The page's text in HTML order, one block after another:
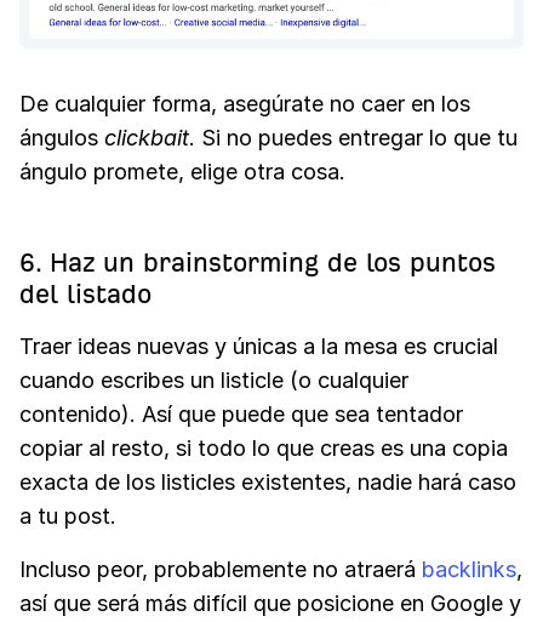
De cualquier forma, asegúrate no caer en los
ángulos clickbait. Si no puedes entregar lo que tu
ángulo promete, elige otra cosa.
6. Haz un brainstorming de los puntos
del listado
Traer ideas nuevas y únicas a la mesa es crucial
cuando escribes un listicle (o cualquier
contenido). Así que puede que sea tentador
copiar al resto, si todo lo que creas es una copia
exacta de los listicles existentes, nadie hará caso
a tu post.
Incluso peor, probablemente no atraerá backlinks,
así que será más difícil que posicione en Google y